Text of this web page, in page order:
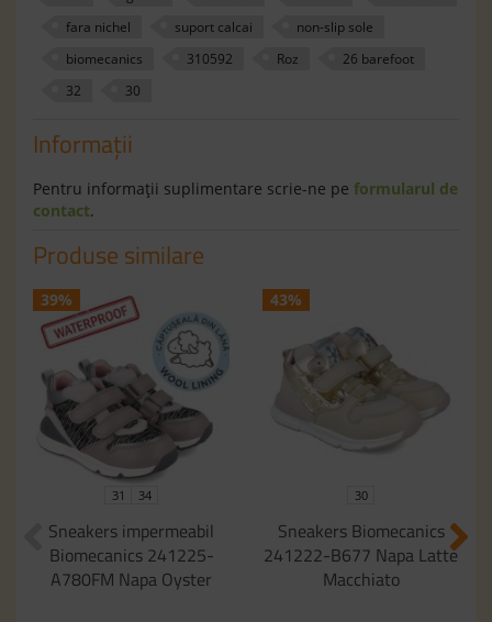
fara nichel
suport calcai
non-slip sole
biomecanics
310592 Roz
26 barefoot
32
30
Informaţii
Pentru informaţii suplimentare scrie-ne pe formularul de
contact.
Produse similare
39%
31 34
Sneakers impermeabil
Biomecanics 241225-
A780FM Napa Oyster
43%
30
Sneakers Biomecanics
241222-B677 Napa Latte
Macchiato